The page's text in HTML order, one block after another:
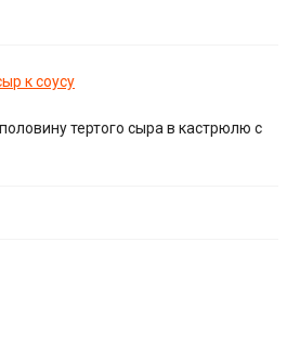
тертого сыра в кастрюлю с